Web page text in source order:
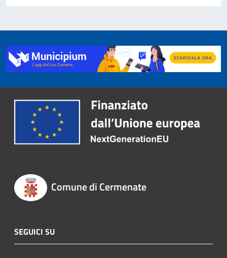
Comune di Cermenate
SEGUICI SU